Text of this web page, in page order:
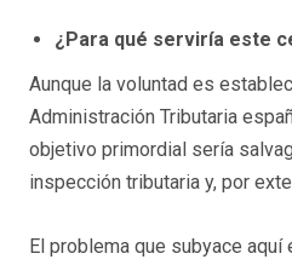
¿Para qué serviría este
Aunque la voluntad es
Administración Tributaria
objetivo primordial sería
inspección tributaria y, por
El problema que subyace